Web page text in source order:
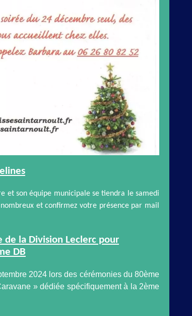
et son équipe municipale se tiendra le samedi
et confirmez votre présence par mail
de la Division Leclerc pour
DB
2024 lors des cérémonies du 80ème
» dédiée spécifiquement à la 2ème